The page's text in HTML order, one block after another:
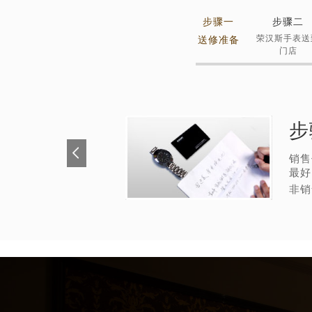
步骤一
送修准备
步骤二
荣汉斯手表
门店
销
最
非